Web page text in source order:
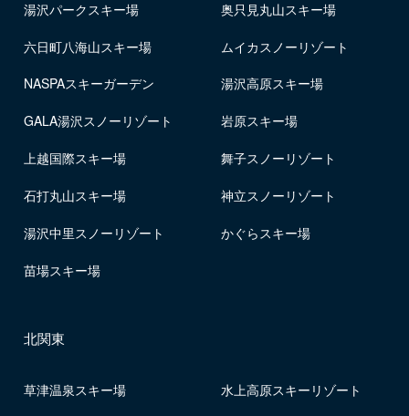
湯沢パークスキー場 奥只見丸山スキー場
六日町八海山スキー場 ムイカスノーリゾート
NASPAスキーガーデン 湯沢高原スキー場
GALA湯沢スノーリゾート 岩原スキー場
上越国際スキー場 舞子スノーリゾート
石打丸山スキー場 神立スノーリゾート
湯沢中里スノーリゾート かぐらスキー場
苗場スキー場
北関東
草津温泉スキー場 水上高原スキーリゾート